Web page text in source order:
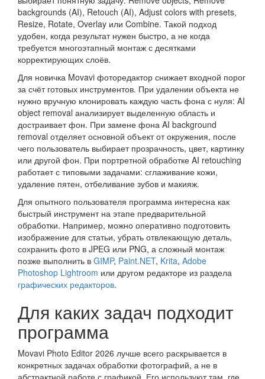
backgrounds (AI), Retouch (AI), Adjust colors with presets,
Resize, Rotate, Overlay или Combine. Такой подход
удобен, когда результат нужен быстро, а не когда
требуется многоэтапный монтаж с десятками
корректирующих слоёв.
Для новичка Movavi фоторедактор снижает входной порог
за счёт готовых инструментов. При удалении объекта не
нужно вручную клонировать каждую часть фона с нуля: AI
object removal анализирует выделенную область и
достраивает фон. При замене фона AI background
removal отделяет основной объект от окружения, после
чего пользователь выбирает прозрачность, цвет, картинку
или другой фон. При портретной обработке AI retouching
работает с типовыми задачами: сглаживание кожи,
удаление пятен, отбеливание зубов и макияж.
Для опытного пользователя программа интересна как
быстрый инструмент на этапе предварительной
обработки. Например, можно оперативно подготовить
изображение для статьи, убрать отвлекающую деталь,
сохранить фото в JPEG или PNG, а сложный монтаж
позже выполнить в GIMP, Paint.NET, Krita, Adobe
Photoshop Lightroom или другом редакторе из раздела
графических редакторов.
Для каких задач подходит
программа
Movavi Photo Editor 2026 лучше всего раскрывается в
конкретных задачах обработки фотографий, а не в
абстрактной работе с графикой. Его используют там, где